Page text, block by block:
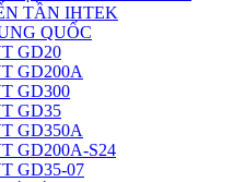
TẦN IHTEK
QUỐC
GD20
GD200A
GD300
GD35
GD350A
GD200A-S24
GD35-07